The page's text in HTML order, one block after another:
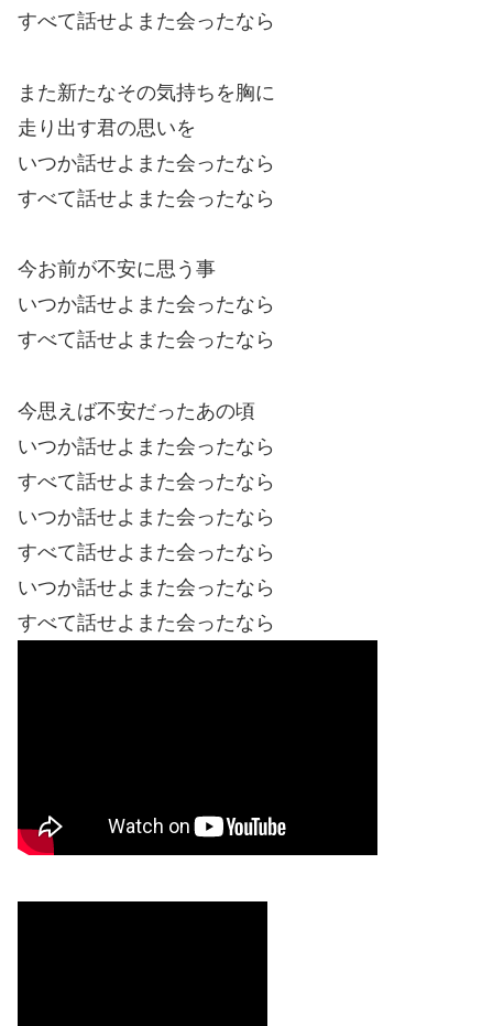
すべて話せよまた会ったなら
また新たなその気持ちを胸に
走り出す君の思いを
いつか話せよまた会ったなら
すべて話せよまた会ったなら
今お前が不安に思う事
いつか話せよまた会ったなら
すべて話せよまた会ったなら
今思えば不安だったあの頃
いつか話せよまた会ったなら
すべて話せよまた会ったなら
いつか話せよまた会ったなら
すべて話せよまた会ったなら
いつか話せよまた会ったなら
すべて話せよまた会ったなら